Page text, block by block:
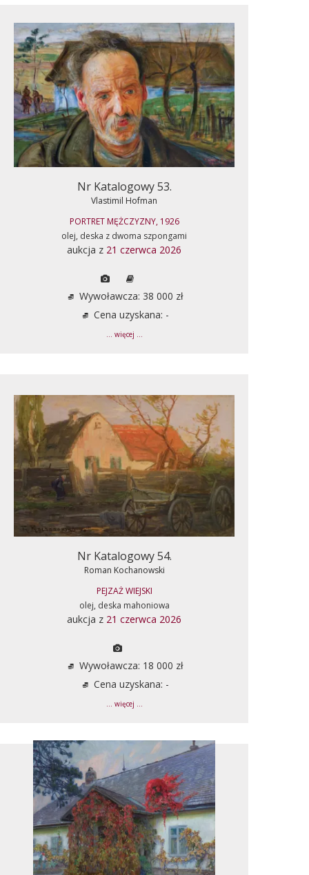
Nr Katalogowy 53.
Vlastimil Hofman
PORTRET MĘŻCZYZNY, 1926
olej, deska z dwoma szpongami
aukcja z 21 czerwca 2026
Wywoławcza: 38 000 zł
Cena uzyskana: -
... więcej ...
Nr Katalogowy 54.
Roman Kochanowski
PEJZAŻ WIEJSKI
olej, deska mahoniowa
aukcja z 21 czerwca 2026
Wywoławcza: 18 000 zł
Cena uzyskana: -
... więcej ...